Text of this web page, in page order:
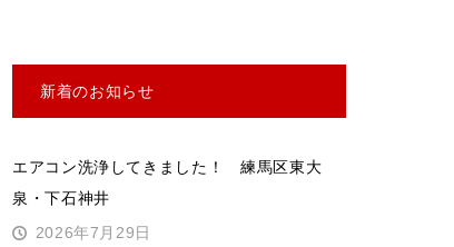
新着のお知らせ
エアコン洗浄してきました！ 練馬区東大
泉・下石神井
2026年7月29日